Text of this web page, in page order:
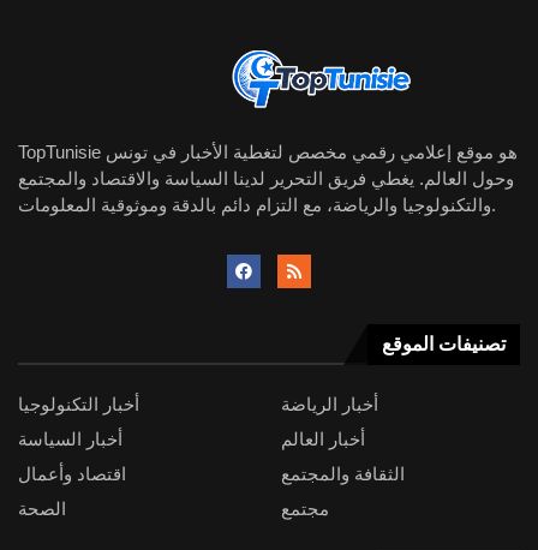
TopTunisie هو موقع إعلامي رقمي مخصص لتغطية الأخبار في تونس
وحول العالم. يغطي فريق التحرير لدينا السياسة والاقتصاد والمجتمع
والتكنولوجيا والرياضة، مع التزام دائم بالدقة وموثوقية المعلومات.
تصنيفات الموقع
أخبار التكنولوجيا
أخبار الرياضة
أخبار السياسة
أخبار العالم
اقتصاد وأعمال
الثقافة والمجتمع
الصحة
مجتمع